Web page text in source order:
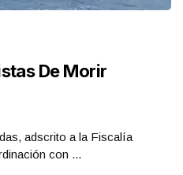
De Morir
adscrito a la Fiscalía
con ...